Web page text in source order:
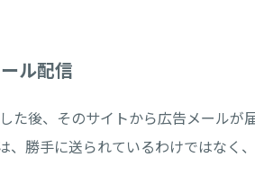
ル配信
た後、そのサイトから広告メールが
、勝手に送られているわけではなく